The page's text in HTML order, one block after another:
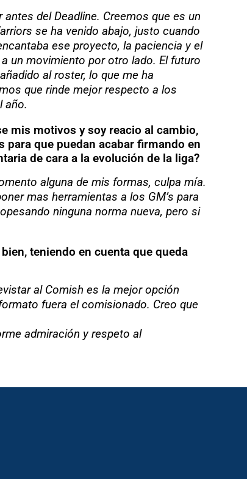
del Deadline. Creemos que es un
se ha venido abajo, justo cuando
ese proyecto, la paciencia y el
un movimiento por otro lado. El futuro
al roster, lo que me ha
que rinde mejor respecto a los
año.
mis motivos y soy reacio al cambio,
para que puedan acabar firmando en
de cara a la evolución de la liga?
alguna de mis formas, culpa mía.
mas herramientas a los GM’s para
ninguna norma nueva, pero si
teniendo en cuenta que queda
al Comish es la mejor opción
fuera el comisionado. Creo que
admiración y respeto al